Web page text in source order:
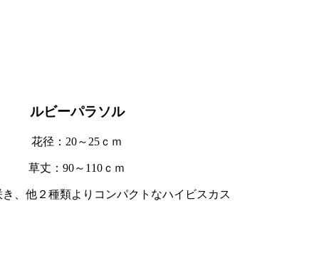
ルビーパラソル
花径：20～25ｃｍ
草丈：90～110ｃｍ
、他２種類よりコンパクトなハイビスカス